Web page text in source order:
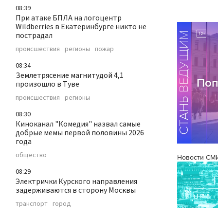
08:39
При атаке БПЛА на логоцентр
Wildberries в Екатеринбурге никто не
пострадал
происшествия регионы пожар
08:34
Землетрясение магнитудой 4,1
произошло в Туве
происшествия регионы
08:30
Киноканал "Комедия" назвал самые
добрые мемы первой половины 2026
года
общество
08:29
Электрички Курского направления
задерживаются в сторону Москвы
транспорт город
Новости